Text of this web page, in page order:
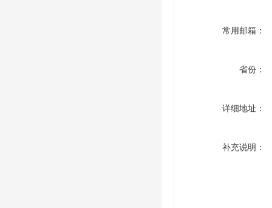
常用邮箱：
省份：
详细地址：
补充说明：